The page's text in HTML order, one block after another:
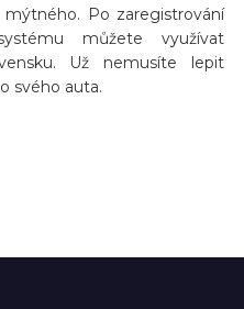
Po zaregistrování
můžete využívat
Už nemusíte lepit
svého auta.